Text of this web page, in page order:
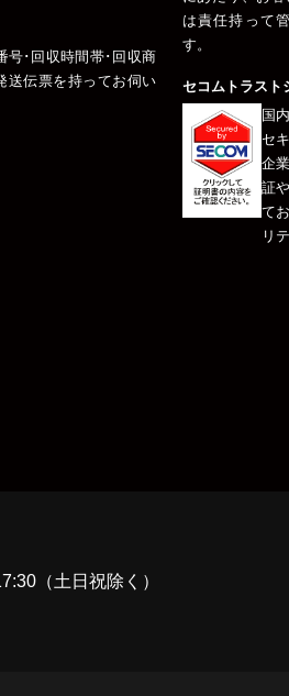
号･回収時間帯･回収商
送伝票を持ってお伺い
は責任持って
す。
セコムトラスト
国
セ
企
証
て
リ
（土日祝除く）